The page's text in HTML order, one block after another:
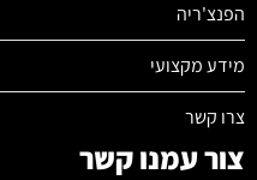
הפנצ'ריה
מידע מקצועי
צרו קשר
צור עמנו קשר